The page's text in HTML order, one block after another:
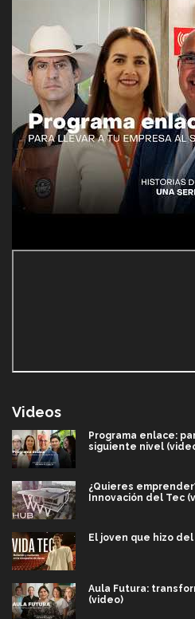
Videos
Programa enlace:
siguiente nivel
¿Quieres
Innovación del Tec
El joven que hizo
Aula Futura:
(video)